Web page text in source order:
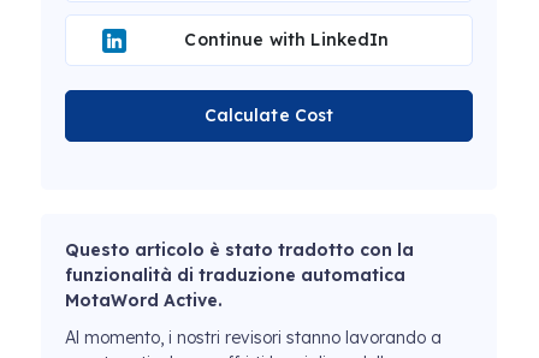
Continue with LinkedIn
Calculate Cost
Questo articolo è stato tradotto con la
funzionalità di traduzione automatica
MotaWord Active.
Al momento, i nostri revisori stanno lavorando a